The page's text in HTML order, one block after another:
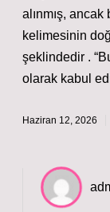
alınmış,
kelimesinin
şeklindedir .
olarak kabul
Haziran 12, 2026